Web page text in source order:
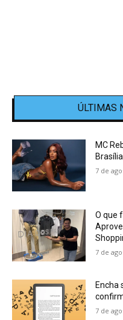
ÚLTIMAS
MC
7 de
O que
7 de
Encha
7 de